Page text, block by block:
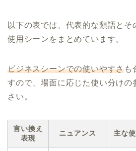
以下の表では、代表的な類語とそ
使用シーンをまとめています。
ビジネスシーンでの使いやすさも
すので、場面に応じた使い分けの
さい。
言い換え
表現
ニュアンス 主な